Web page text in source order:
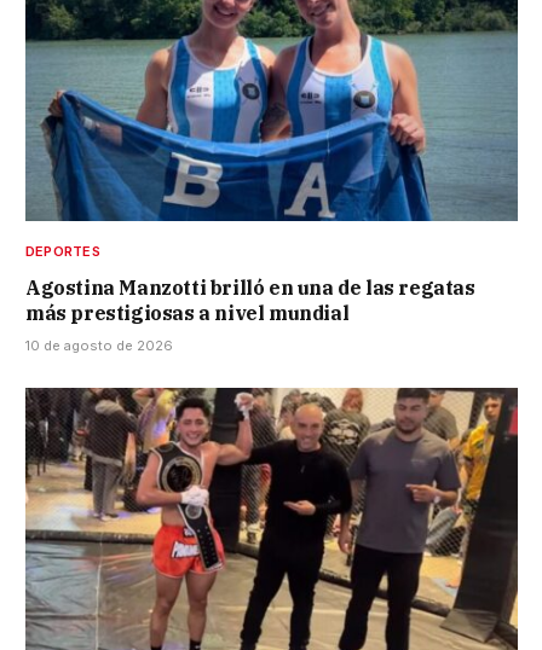
DEPORTES
Agostina Manzotti brilló en una de las regatas
más prestigiosas a nivel mundial
10 de agosto de 2026